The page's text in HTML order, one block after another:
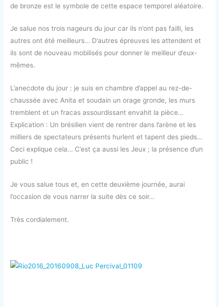
de bronze est le symbole de cette espace temporel aléatoire.
Je salue nos trois nageurs du jour car ils n’ont pas failli, les
autres ont été meilleurs… D’autres épreuves les attendent et
ils sont de nouveau mobilisés pour donner le meilleur d’eux-
mêmes.
L’anecdote du jour : je suis en chambre d’appel au rez-de-
chaussée avec Anita et soudain un orage gronde, les murs
tremblent et un fracas assourdissant envahit la pièce…
Explication : Un brésilien vient de rentrer dans l’arène et les
milliers de spectateurs présents hurlent et tapent des pieds…
Ceci explique cela… C’est ça aussi les Jeux ; la présence d’un
public !
Je vous salue tous et, en cette deuxième journée, aurai
l’occasion de vous narrer la suite dès ce soir…
Très cordialement.